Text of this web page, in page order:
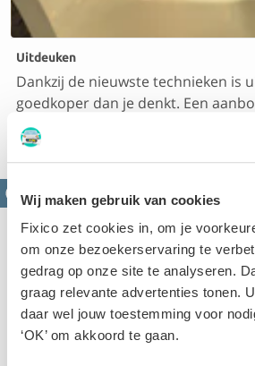
Wij maken gebruik van cookies
Fixico zet cookies in, om je
om onze bezoekerservaring te
gedrag op onze site te analyseren.
graag relevante advertenties tonen.
daar wel jouw toestemming voor
‘OK’ om akkoord te gaan.
Uitdeuken
Dankzij de nieuwste technieken is
goedkoper dan je denkt. Een
je zo tientallen euro’s
Krassen verwijderen
Oppervlakkige of diepe krassen. Op